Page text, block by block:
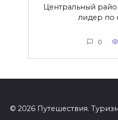
Центральный
лидер по
0
© 2026 Путешествия.